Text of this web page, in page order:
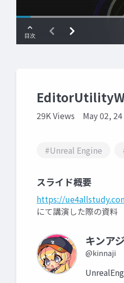
29K Views May 02, 24
#Unreal Engine
スライド概要
https://
にて講演した際の資料
キンアジ
@kinnaji